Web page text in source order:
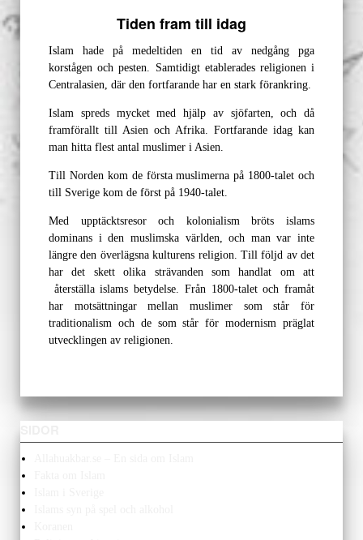
Tiden fram till idag
Islam hade på medeltiden en tid av nedgång pga
korstågen och pesten. Samtidigt etablerades religionen i
Centralasien, där den fortfarande har en stark förankring.
Islam spreds mycket med hjälp av sjöfarten, och då
framförallt till Asien och Afrika. Fortfarande idag kan
man hitta flest antal muslimer i Asien.
Till Norden kom de första muslimerna på 1800-talet och
till Sverige kom de först på 1940-talet.
Med upptäcktsresor och kolonialism bröts islams
dominans i den muslimska världen, och man var inte
längre den överlägsna kulturens religion. Till följd av det
har det skett olika strävanden som handlat om att
återställa islams betydelse. Från 1800-talet och framåt
har motsättningar mellan muslimer som står för
traditionalism och de som står för modernism präglat
utvecklingen av religionen.